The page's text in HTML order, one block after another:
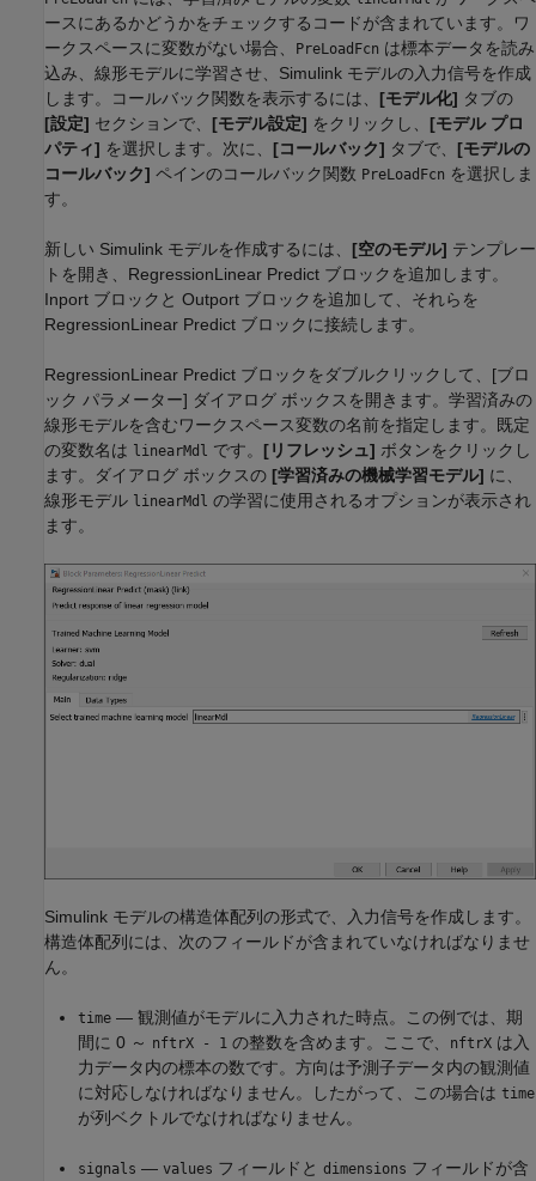
ースにあるかどうかをチェックするコードが含まれています。ワ
ークスペースに変数がない場合、
PreLoadFcn は標本データを読み
込み、線形モデルに学習させ、Simulink モデルの入力信号を作成
します。コールバック関数を表示するには、 [モデル化] タブの
[設定] セクションで、 [モデル設定] をクリックし、 [モデル プロ
パティ] を選択します。次に、 [コールバック] タブで、 [モデルの
コールバック] ペインのコールバック関数 PreLoadFcn を選択しま
す。
新しい Simulink モデルを作成するには、 [空のモデル] テンプレー
トを開き、RegressionLinear Predict ブロックを追加します。
Inport ブロックと Outport ブロックを追加して、それらを
RegressionLinear Predict ブロックに接続します。
RegressionLinear Predict ブロックをダブルクリックして、[ブロ
ック パラメーター] ダイアログ ボックスを開きます。学習済みの
線形モデルを含むワークスペース変数の名前を指定します。既定
の変数名は linearMdl です。 [リフレッシュ] ボタンをクリックし
ます。ダイアログ ボックスの [学習済みの機械学習モデル] に、
線形モデル linearMdl の学習に使用されるオプションが表示され
ます。
Simulink モデルの構造体配列の形式で、入力信号を作成します。
構造体配列には、次のフィールドが含まれていなければなりませ
ん。
time — 観測値がモデルに入力された時点。この例では、期
間に 0 ～ nftrX - 1 の整数を含めます。ここで、 nftrX は入
力データ内の標本の数です。方向は予測子データ内の観測値
に対応しなければなりません。したがって、この場合は time
が列ベクトルでなければなりません。
signals — values フィールドと dimensions フィールドが含